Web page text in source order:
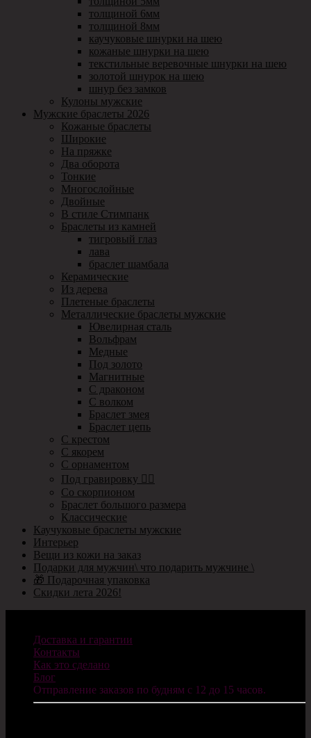
толщиной 6мм
толщиной 8мм
каучуковые шнурки на шею
кожаные шнурки на шею
текстильные веревочные шнурки на шею
золотой шнурок на шею
шнур без замков
Кулоны мужские
Мужские браслеты 2026
Кожаные браслеты
Широкие
На пряжке
Два оборота
Тонкие
Многослойные
Двойные
В стиле Стимпанк
Браслеты из камней
тигровый глаз
лава
браслет шамбала
Керамические
Из дерева
Плетеные браслеты
Металлические браслеты мужские
Ювелирная сталь
Вольфрам
Медные
Под золото
Магнитные
С драконом
С волком
Браслет змея
Браслет цепь
С крестом
С якорем
С орнаментом
Под гравировку ✍🏻
Со скорпионом
Браслет большого размера
Классические
Каучуковые браслеты мужские
Интерьер
Вещи из кожи на заказ
Подарки для мужчин\ что подарить мужчине \
🎁 Подарочная упаковка
Скидки лета 2026!
Доставка и гарантии
Контакты
Как это сделано
Блог
Отправление заказов по будням с 12 до 15 часов.